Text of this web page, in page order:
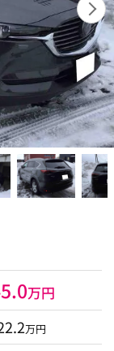
万円
万円